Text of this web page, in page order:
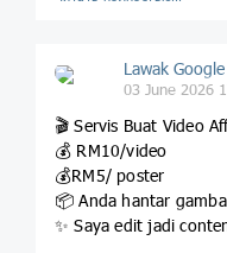
Lawak Google
03 June 2026
🎬 Servis Buat Video
💰 RM10/video
💰RM5/ poster
📦 Anda hantar
✨ Saya edit jadi